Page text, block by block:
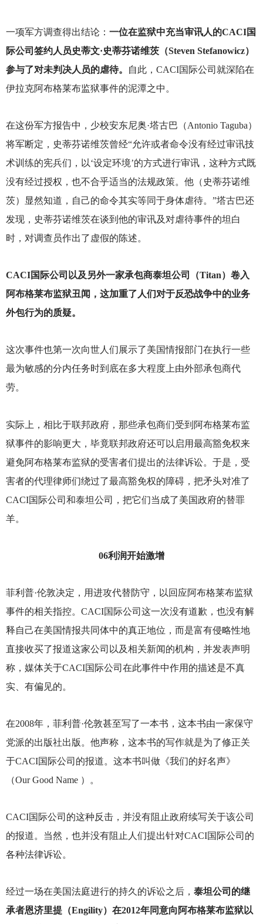
一项军方调查得出结论： 一位在监狱中充当审讯人的CACI国
际公司签约人员史蒂文·史蒂芬诺维茨（Steven Stefanowicz）
参与了对未判决人员的虐待。
自此，CACI国际公司就深陷在
伊拉克阿布格莱布监狱事件的泥潭之中。
在这份军方报告中，少校安东尼奥·塔古巴（Antonio Taguba）
将军断定，史蒂芬诺维茨曾经“允许或者命令没有经过审讯技
术训练的宪兵们，以‘设定环境’的方式进行审讯，这种方式既
没有经过授权，也不合乎适当的法规政策。他（史蒂芬诺维
茨）显然知道，自己的命令其实等同于身体虐待。”塔古巴还
发现，史蒂芬诺维茨在谈到他的审讯及对虐待事件的坦白
时，对调查员作出了虚假的陈述。
CACI国际公司以及另外一家承包商泰坦公司（Titan）卷入
阿布格莱布监狱丑闻，这加重了人们对于反恐战争中的业务
外包行为的质疑。
这次事件也第一次向世人们展示了美国情报部门在执行一些
最为敏感的分内任务时到底在多大程度上由外部承包商代
劳。
实际上，相比于联邦政府，那些承包商们受到阿布格莱布监
狱事件的影响更大，毕竟联邦政府还可以启用最高豁免权来
避免阿布格莱布监狱的受害者们提出的法律诉讼。于是，受
害者的代理律师们绕过了最高豁免权的障碍，把矛头对准了
CACI国际公司和泰坦公司，把它们当成了美国政府的替罪
羊。
06利润开始激增
菲利普·伦敦决定，用进攻代替防守，以回应阿布格莱布监狱
事件的相关指控。CACI国际公司这一次没有道歉，也没有解
释自己在美国情报共同体中的真正地位，而是富有侵略性地
直接收买了报道这家公司以及相关新闻的机构，并发表声明
称，媒体关于CACI国际公司在此事件中作用的描述是不真
实、有偏见的。
在2008年，菲利普·伦敦甚至写了一本书，这本书由一家保守
党派的出版社出版。他声称，这本书的写作就是为了修正关
于CACI国际公司的报道。这本书叫做《我们的好名声》
（Our Good Name ）。
CACI国际公司的这种反击，并没有阻止政府续写关于该公司
的报道。当然，也并没有阻止人们提出针对CACI国际公司的
各种法律诉讼。
经过一场在美国法庭进行的持久的诉讼之后， 泰坦公司的继
承者恩济里提（Engility）在2012年同意向阿布格莱布监狱以